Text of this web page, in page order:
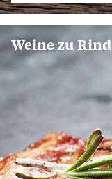
Weine zu Rind